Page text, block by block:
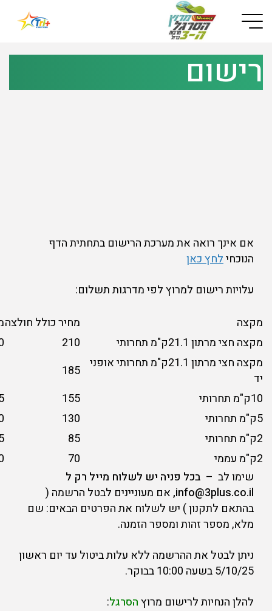
Button used only for devices with a small screen
רישום
אם אינך רואה את מערכת הרישום בתחתית הדף
הנוכחילחץ כאן
עלויות רישום למרוץ לפי מדרגות תשלום:
מקצה
מחיר כולל חולצה
מקצה חצי מרתון 21.1ק"מ תחרותי
210
מקצה חצי מרתון 21.1ק"מ תחרותי אופני
יד
185
10ק"מ תחרותי
155
5ק"מ תחרותי
130
2ק"מ תחרותי
85
2ק"מ עממי
70
שימו לב – בכל פניה יש לשלוח מייל רק ל
info@3plus.co.il, אם מעוניינים לבטל הרשמה (
בהתאם לתקנון ) יש לשלוח את הפרטים הבאים: שם
מלא, מספר זהות ומספר הזמנה.
ניתן לבטל את ההרשמה ללא עלות ביטול עד יום ראשון
5/10/25 בשעה 10:00 בבוקר.
להלן הנחיות לרישום מרוץהסרגל: